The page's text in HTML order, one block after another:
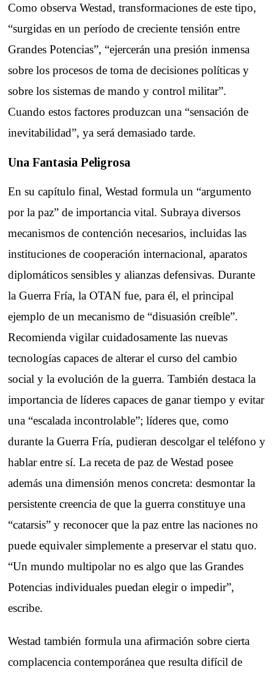
Como observa Westad, transformaciones de este tipo,
“surgidas en un período de creciente tensión entre
Grandes Potencias”, “ejercerán una presión inmensa
sobre los procesos de toma de decisiones políticas y
sobre los sistemas de mando y control militar”.
Cuando estos factores produzcan una “sensación de
inevitabilidad”, ya será demasiado tarde.
Una Fantasia Peligrosa
En su capítulo final, Westad formula un “argumento
por la paz” de importancia vital. Subraya diversos
mecanismos de contención necesarios, incluidas las
instituciones de cooperación internacional, aparatos
diplomáticos sensibles y alianzas defensivas. Durante
la Guerra Fría, la OTAN fue, para él, el principal
ejemplo de un mecanismo de “disuasión creíble”.
Recomienda vigilar cuidadosamente las nuevas
tecnologías capaces de alterar el curso del cambio
social y la evolución de la guerra. También destaca la
importancia de líderes capaces de ganar tiempo y evitar
una “escalada incontrolable”; líderes que, como
durante la Guerra Fría, pudieran descolgar el teléfono y
hablar entre sí. La receta de paz de Westad posee
además una dimensión menos concreta: desmontar la
persistente creencia de que la guerra constituye una
“catarsis” y reconocer que la paz entre las naciones no
puede equivaler simplemente a preservar el statu quo.
“Un mundo multipolar no es algo que las Grandes
Potencias individuales puedan elegir o impedir”,
escribe.
Westad también formula una afirmación sobre cierta
complacencia contemporánea que resulta difícil de